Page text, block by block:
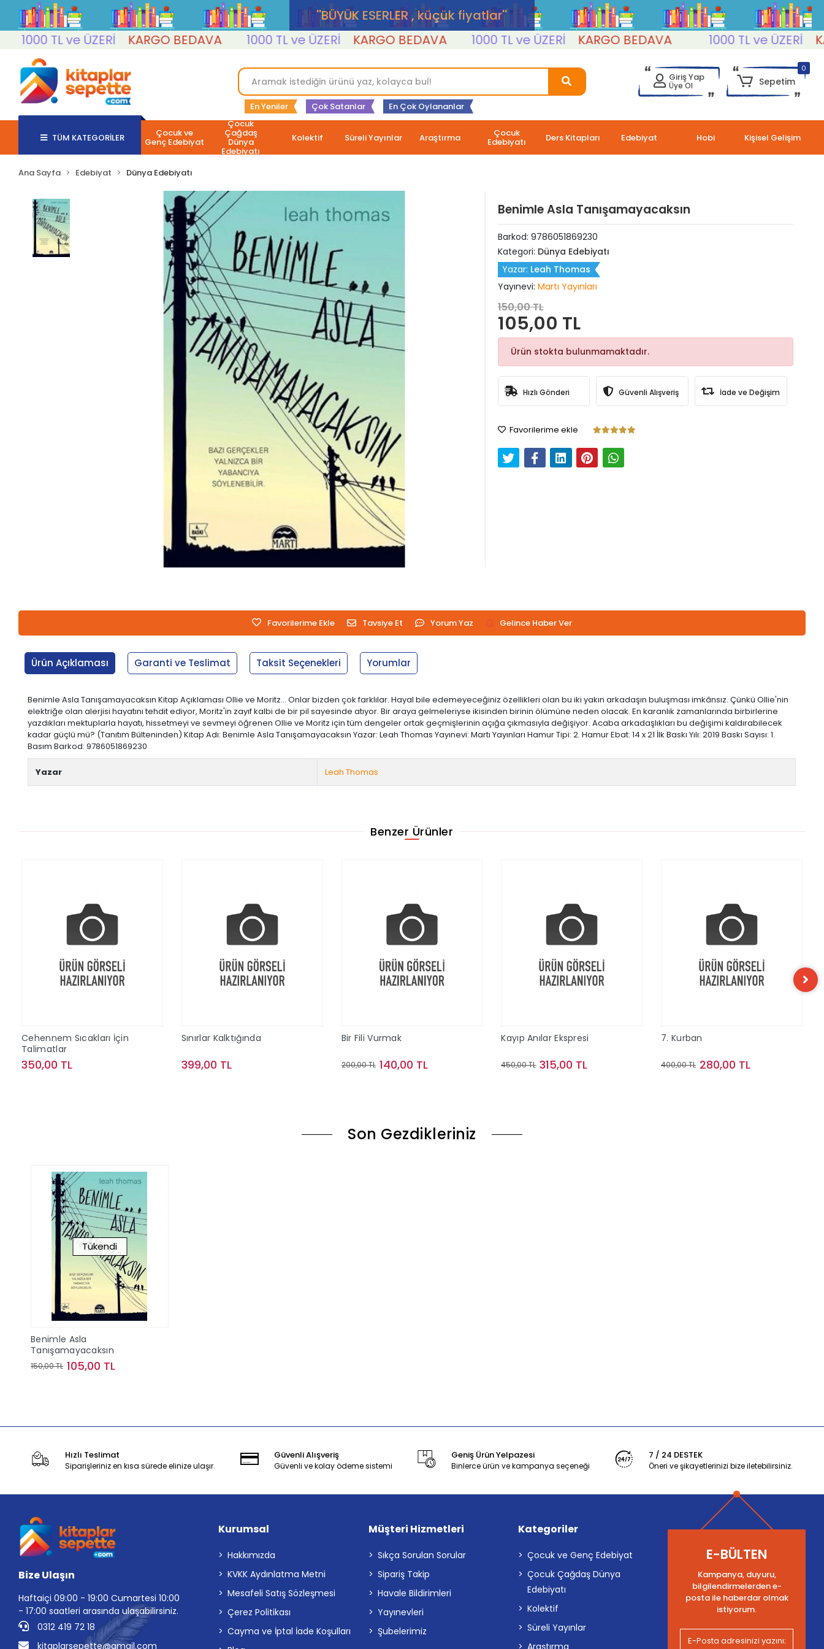
''BÜYÜK ESERLER , küçük fiyatlar''
1000 TL ve ÜZERİ
KARGO BEDAVA 1000 TL ve ÜZERİ KARGO BEDAVA 1000 TL ve ÜZERİ KARGO BEDAVA 1000 TL ve ÜZERİ
En Yeniler Çok Satanlar En Çok Oylananlar
Giriş Yap
Üye Ol
0
Sepetim
TÜM KATEGORİLER Çocuk ve
Genç Edebiyat
Çocuk
Çağdaş
Dünya
Edebiyatı
Kolektif Süreli Yayınlar Araştırma Çocuk
Edebiyatı Ders Kitapları Edebiyat Hobi Kişisel Gelişim
Ana Sayfa Edebiyat Dünya Edebiyatı
Benimle Asla Tanışamayacaksın
Barkod: 9786051869230
Kategori: Dünya Edebiyatı
Yazar: Leah Thomas
Yayınevi: Martı Yayınları
150,00 TL
105,00 TL
Ürün stokta bulunmamaktadır.
Hızlı Gönderi Güvenli Alışveriş İade ve Değişim
Favorilerime ekle
Favorilerime Ekle Tavsiye Et Yorum Yaz Gelince Haber Ver
Ürün Açıklaması Garanti ve Teslimat Taksit Seçenekleri Yorumlar
Benimle Asla Tanışamayacaksın Kitap Açıklaması Ollie ve Moritz... Onlar bizden çok farklılar. Hayal bile edemeyeceğiniz özellikleri olan bu iki yakın arkadaşın buluşması imkânsız. Çünkü Ollie'nin
elektriğe olan alerjisi hayatını tehdit ediyor, Moritz'in zayıf kalbi de bir pil sayesinde atıyor. Bir araya gelmeleriyse ikisinden birinin ölümüne neden olacak. En karanlık zamanlarında birbirlerine
yazdıkları mektuplarla hayatı, hissetmeyi ve sevmeyi öğrenen Ollie ve Moritz için tüm dengeler ortak geçmişlerinin açığa çıkmasıyla değişiyor. Acaba arkadaşlıkları bu değişimi kaldırabilecek
kadar güçlü mü? (Tanıtım Bülteninden) Kitap Adı: Benimle Asla Tanışamayacaksın Yazar: Leah Thomas Yayınevi: Martı Yayınları Hamur Tipi: 2. Hamur Ebat: 14 x 21 İlk Baskı Yılı: 2019 Baskı Sayısı: 1.
Basım Barkod: 9786051869230
Yazar Leah Thomas
Benzer Ürünler
Cehennem Sıcakları İçin
Talimatlar
350,00 TL
Sınırlar Kalktığında
399,00 TL
Bir Fili Vurmak
200,00 TL 140,00 TL
Kayıp Anılar Ekspresi
450,00 TL 315,00 TL
7. Kurban
400,00 TL 280,00 TL
Son Gezdikleriniz
Tükendi
Benimle Asla
Tanışamayacaksın
150,00 TL 105,00 TL
Hızlı Teslimat
Siparişleriniz en kısa sürede elinize ulaşır.
Güvenli Alışveriş
Güvenli ve kolay ödeme sistemi
Geniş Ürün Yelpazesi
Binlerce ürün ve kampanya seçeneği
7 / 24 DESTEK
Öneri ve şikayetlerinizi bize iletebilirsiniz.
Bize Ulaşın
Haftaiçi 09:00 - 19:00 Cumartesi 10:00
- 17:00 saatleri arasında ulaşabilirsiniz.
0312 419 72 18
kitaplarsepette@gmail.com
Kurumsal
Hakkımızda
KVKK Aydınlatma Metni
Mesafeli Satış Sözleşmesi
Çerez Politikası
Cayma ve İptal İade Koşulları
Müşteri Hizmetleri
Sıkça Sorulan Sorular
Sipariş Takip
Havale Bildirimleri
Yayınevleri
Şubelerimiz
Kategoriler
Çocuk ve Genç Edebiyat
Çocuk Çağdaş Dünya
Edebiyatı
Kolektif
Süreli Yayınlar
E-BÜLTEN
Kampanya, duyuru,
bilgilendirmelerden e-
posta ile haberdar olmak
istiyorum.